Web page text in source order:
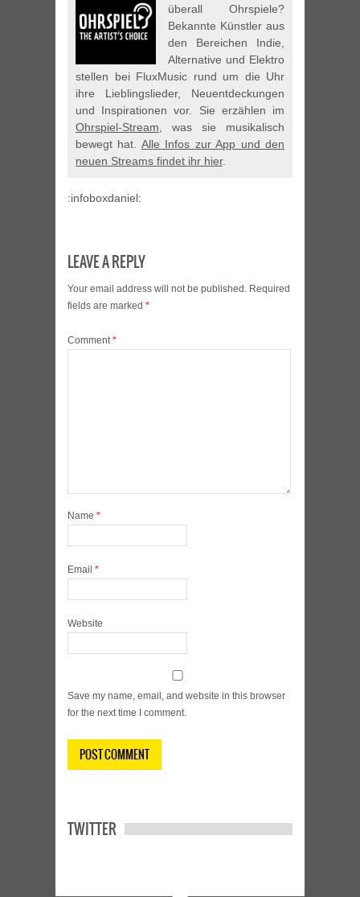
überall Ohrspiele?
Bekannte Künstler aus
den Bereichen Indie,
Alternative und Elektro
stellen bei FluxMusic rund um die Uhr
ihre Lieblingslieder, Neuentdeckungen
und Inspirationen vor. Sie erzählen im
Ohrspiel-Stream , was sie musikalisch
bewegt hat. Alle Infos zur App und den
neuen Streams findet ihr hier.
:infoboxdaniel:
LEAVE A REPLY
Your email address will not be published. Required
fields are marked *
Comment*
Name *
Email *
Website
Save my name, email, and website in this browser
for the next time I comment.
TWITTER